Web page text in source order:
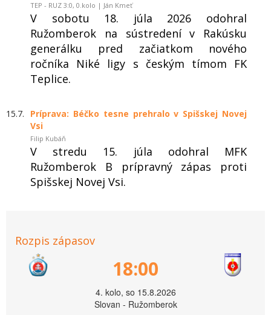
TEP - RUZ 3:0, 0.kolo | Ján Kmeť
V sobotu 18. júla 2026 odohral
Ružomberok na sústredení v Rakúsku
generálku pred začiatkom nového
ročníka Niké ligy s českým tímom FK
Teplice.
15.7.
Príprava: Béčko tesne prehralo v Spišskej Novej
Vsi
Filip Kubáň
V stredu 15. júla odohral MFK
Ružomberok B prípravný zápas proti
Spišskej Novej Vsi.
Rozpis zápasov
18:00
4. kolo, so 15.8.2026
Slovan - Ružomberok